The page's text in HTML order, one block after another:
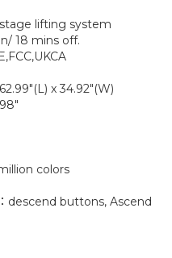
lifting system
18 mins off.
x 34.92"(W)
colors
descend buttons, Ascend